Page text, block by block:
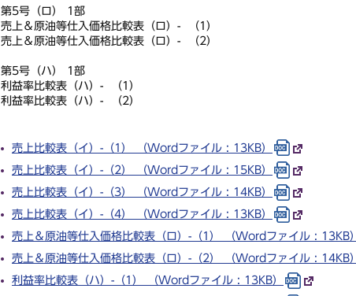
第5号（ロ） 1部
売上＆原油等仕入価格比較表（ロ）- （1）
売上＆原油等仕入価格比較表（ロ）- （2）
第5号（ハ） 1部
利益率比較表（ハ）- （1）
利益率比較表（ハ）- （2）
売上比較表（イ）-（1） （Wordファイル : 13KB）
売上比較表（イ）-（2） （Wordファイル : 15KB）
売上比較表（イ）-（3） （Wordファイル : 14KB）
売上比較表（イ）-（4） （Wordファイル : 13KB）
売上＆原油等仕入価格比較表（ロ）-（1） （Wordファイル : 13KB）
売上＆原油等仕入価格比較表（ロ）-（2） （Wordファイル : 14KB）
利益率比較表（ハ）-（1） （Wordファイル : 13KB）